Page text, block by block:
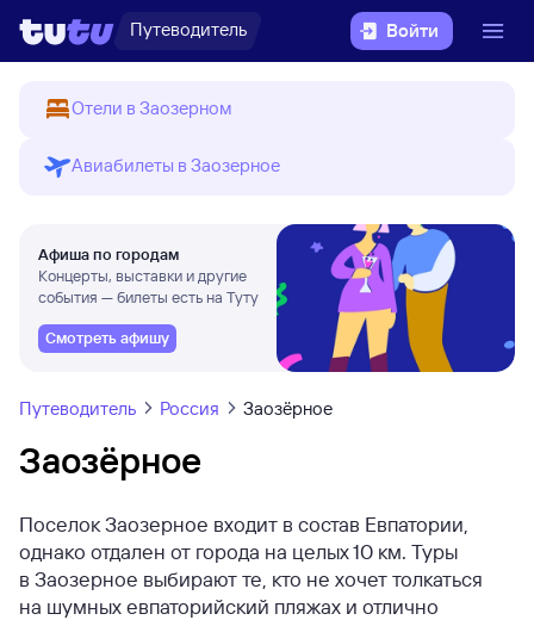
Путеводитель Войти
Отели в Заозерном
Авиабилеты в Заозерное
Афиша по городам
Концерты, выставки и другие
события — билеты есть на Туту
Смотреть афишу
Путеводитель Россия Заозёрное
Заозёрное
Поселок Заозерное входит в состав Евпатории,
однако отдален от города на целых 10 км. Туры
в Заозерное выбирают те, кто не хочет толкаться
на шумных евпаторийский пляжах и отлично